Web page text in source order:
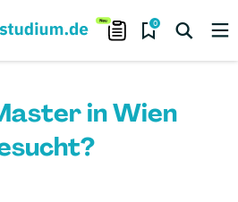
0
in Wien